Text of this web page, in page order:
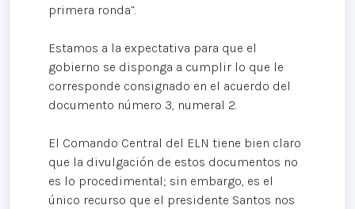
primera ronda”.
Estamos a la expectativa para que el
gobierno se disponga a cumplir lo que le
corresponde consignado en el acuerdo del
documento número 3, numeral 2.
El Comando Central del ELN tiene bien claro
que la divulgación de estos documentos no
es lo procedimental; sin embargo, es el
único recurso que el presidente Santos nos